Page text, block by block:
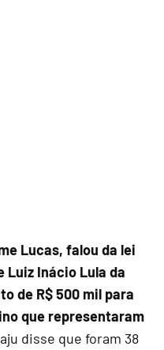
Lucas, falou da lei
Luiz Inácio Lula da
de R$ 500 mil para
que representaram
disse que foram 38